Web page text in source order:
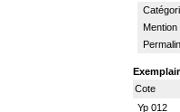
Cote
Yp 012